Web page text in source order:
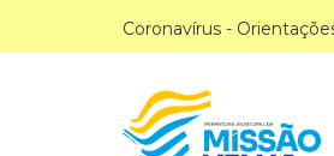
Coronavírus -